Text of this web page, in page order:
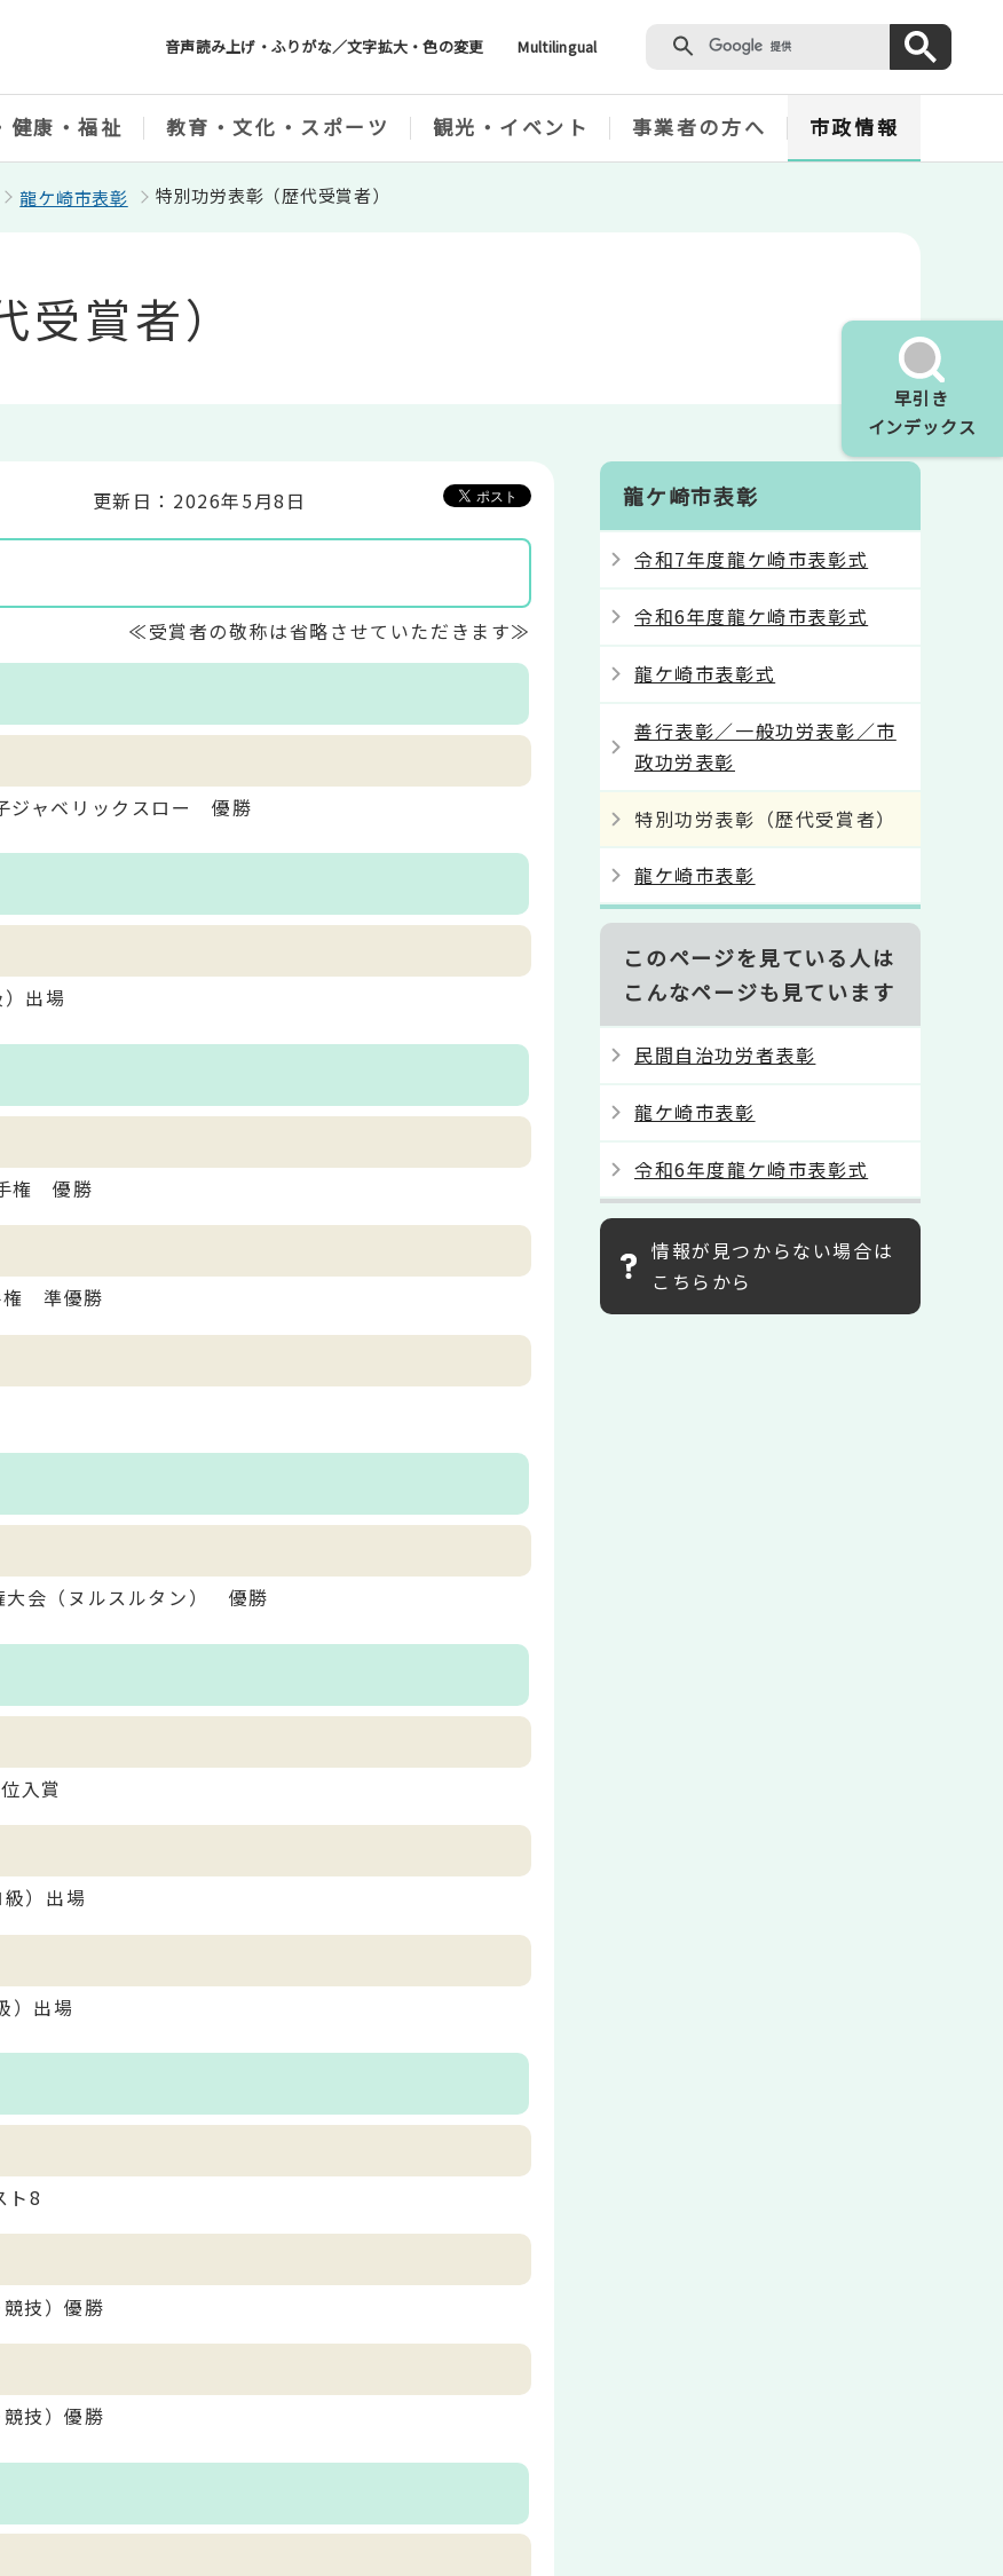
音声読み上げ・ふりがな／文字拡大・色の変更 Multilingual
早引き
インデックス
健康・福祉 教育・文化・スポーツ 観光・イベント 事業者の方へ 市政情報
龍ケ崎市表彰 特別功労表彰（歴代受賞者）
賞者）
更新日：2026年5月8日
≪受賞者の敬称は省略させていただきます≫
ジャベリックスロー 優勝
出場
権 優勝
権 準優勝
大会（ヌルスルタン） 優勝
入賞
）出場
）出場
ト8
技）優勝
技）優勝
龍ケ崎市表彰
令和7年度龍ケ崎市表彰式
令和6年度龍ケ崎市表彰式
龍ケ崎市表彰式
善行表彰／一般功労表彰／市
政功労表彰
特別功労表彰（歴代受賞者）
龍ケ崎市表彰
このページを見ている人は
こんなページも見ています
民間自治功労者表彰
龍ケ崎市表彰
令和6年度龍ケ崎市表彰式
情報が見つからない場合は
こちらから